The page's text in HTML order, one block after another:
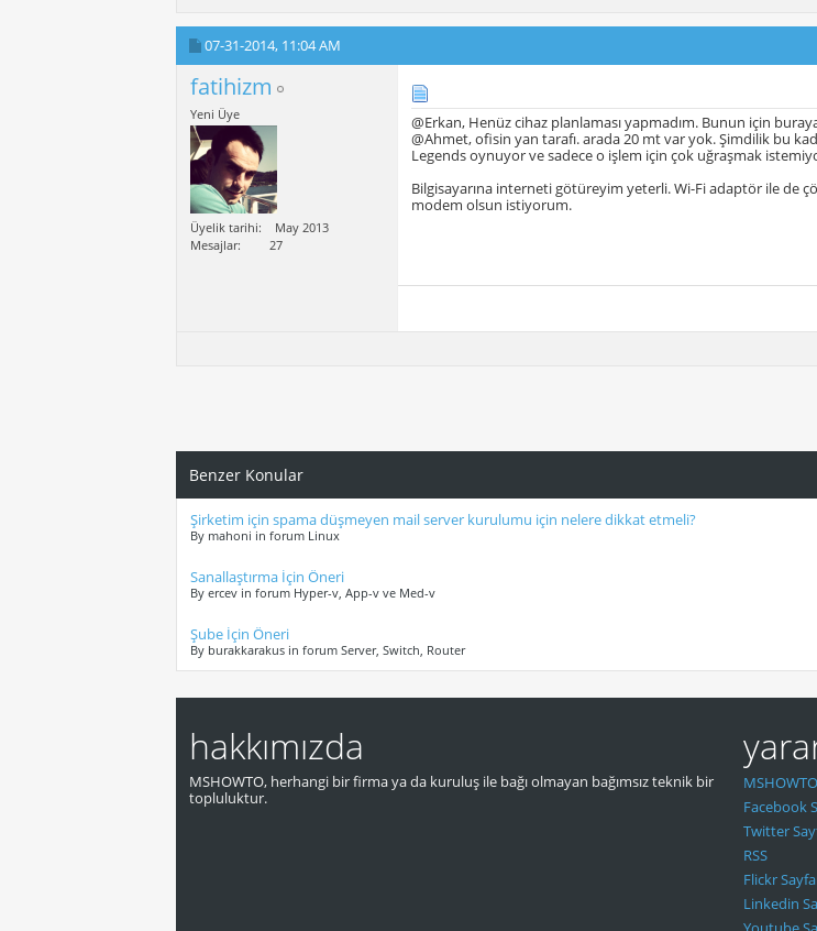
07-31-2014, 11:04 AM
fatihizm
Yeni Üye
Üyelik tarihi
May 2013
Mesajlar
27
@Erkan, Henüz cihaz planlaması yapmadım. Bunun için
@Ahmet, ofisin yan tarafı. arada 20 mt var yok. Şimdilik bu
Legends oynuyor ve sadece o işlem için çok uğraşmak
Bilgisayarına interneti götüreyim yeterli. Wi-Fi adaptör ile de
modem olsun istiyorum.
Benzer Konular
Şirketim için spama düşmeyen mail server kurulumu için nelere dikkat etmeli?
By mahoni in forum Linux
Sanallaştırma İçin Öneri
By ercev in forum Hyper-v, App-v ve Med-v
Şube İçin Öneri
By burakkarakus in forum Server, Switch, Router
hakkımızda
MSHOWTO, herhangi bir firma ya da kuruluş ile bağı olmayan bağımsız teknik bir
topluluktur.
Facebook
Twitter
RSS
Flickr
Linkedin